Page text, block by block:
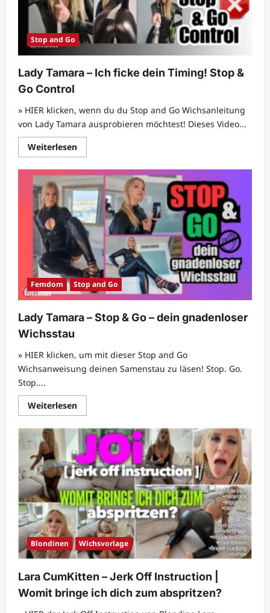
Stop and Go
Lady Tamara – Ich ficke dein Timing! Stop &
Go Control
» HIER klicken, wenn du du Stop and Go Wichsanleitung
von Lady Tamara ausprobieren möchtest! Dieses Video...
WeiterlesenMehr
Informationen
Lady
Tamara
–
Ich
ficke
dein
Timing!
Stop
&
Go
Control
Femdom Stop and Go
Lady Tamara – Stop & Go – dein gnadenloser
Wichsstau
» HIER klicken, um mit dieser Stop and Go
Wichsanweisung deinen Samenstau zu läsen! Stop. Go.
Stop....
WeiterlesenMehr
Informationen
Lady
Tamara
Stop
&
Go
–
dein
gnadenloser
Wichsstau
Blondinen Wichsvorlage
Lara CumKitten – Jerk Off Instruction |
Womit bringe ich dich zum abspritzen?